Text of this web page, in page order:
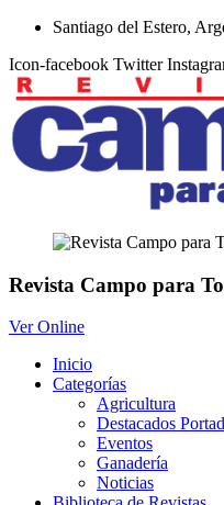
contenido
Santiago del Estero,
Icon-facebook Twitter
Revista Campo para
Ver Online
Inicio
Categorías
Agricultura
Destacados
Eventos
Ganadería
Noticias